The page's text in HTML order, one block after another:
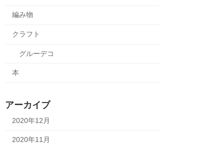
編み物
クラフト
グルーデコ
本
アーカイブ
2020年12月
2020年11月